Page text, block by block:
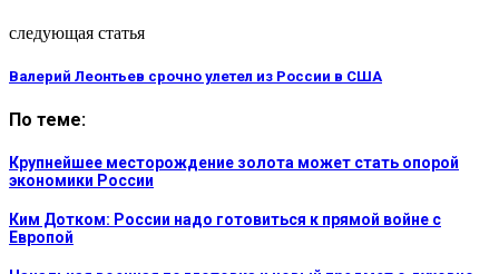
следующая статья
Валерий Леонтьев срочно улетел из России в США
По теме:
Крупнейшее месторождение золота может стать опорой
экономики России
Ким Дотком: России надо готовиться к прямой войне с
Европой